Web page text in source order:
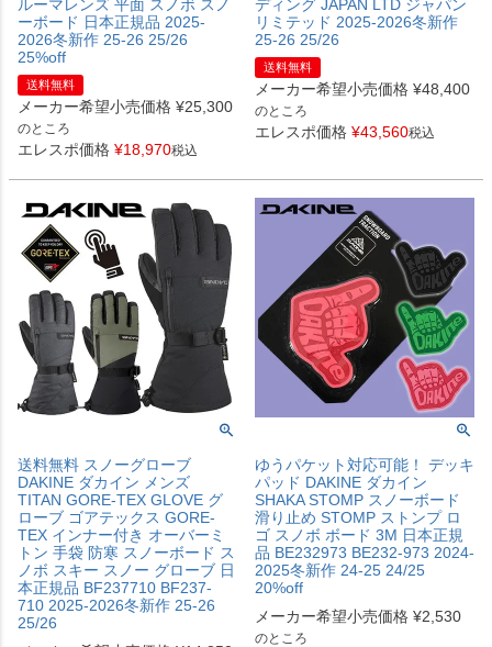
ルーマレンズ 平面 スノボ スノ
ーボード 日本正規品 2025-
2026冬新作 25-26 25/26
25%off
送料無料
メーカー希望小売価格 ¥25,300
のところ
エレスポ価格 ¥18,970税込
ディング JAPAN LTD ジャパン
リミテッド 2025-2026冬新作
25-26 25/26
送料無料
メーカー希望小売価格 ¥48,400
のところ
エレスポ価格 ¥43,560税込
送料無料 スノーグローブ
DAKINE ダカイン メンズ
TITAN GORE-TEX GLOVE グ
ローブ ゴアテックス GORE-
TEX インナー付き オーバーミ
トン 手袋 防寒 スノーボード ス
ノボ スキー スノー グローブ 日
本正規品 BF237710 BF237-
710 2025-2026冬新作 25-26
25/26
ゆうパケット対応可能！ デッキ
パッド DAKINE ダカイン
SHAKA STOMP スノーボード
滑り止め STOMP ストンプ ロ
ゴ スノボ ボード 3M 日本正規
品 BE232973 BE232-973 2024-
2025冬新作 24-25 24/25
20%off
メーカー希望小売価格 ¥2,530
のところ